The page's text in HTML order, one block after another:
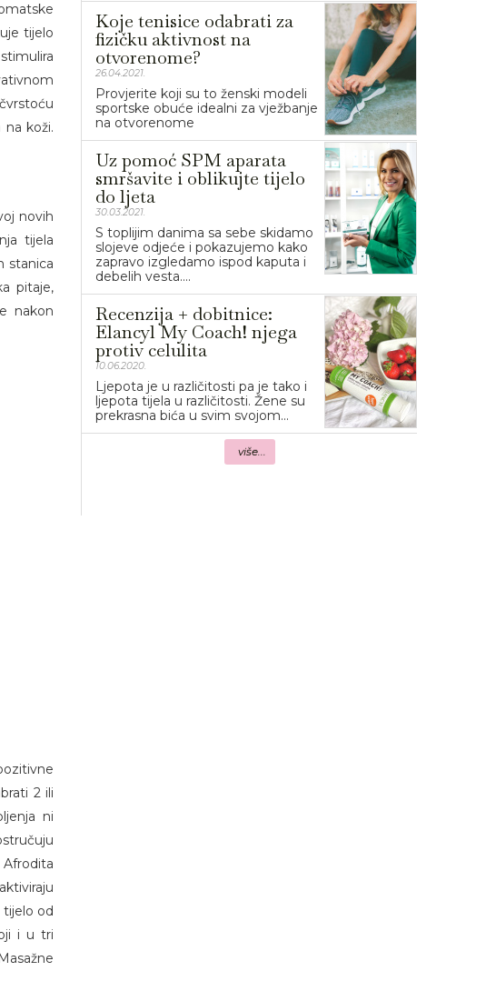
tijelo
koži.
novih
tijela
stanica
pitaje,
nakon
2 ili
ni
od
i u tri
Koje tenisice odabrati za
fizičku aktivnost na
otvorenome?
26.04.2021.
Provjerite koji su to ženski modeli
sportske obuće idealni za vježbanje
na otvorenome
Uz pomoć SPM aparata
smršavite i oblikujte tijelo
do ljeta
30.03.2021.
S toplijim danima sa sebe skidamo
slojeve odjeće i pokazujemo kako
zapravo izgledamo ispod kaputa i
debelih vesta....
Recenzija + dobitnice:
Elancyl My Coach! njega
protiv celulita
10.06.2020.
Ljepota je u različitosti pa je tako i
ljepota tijela u različitosti. Žene su
prekrasna bića u svim svojom...
više...